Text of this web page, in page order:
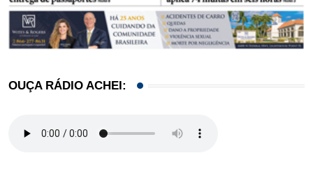
OUÇA RÁDIO ACHEI: